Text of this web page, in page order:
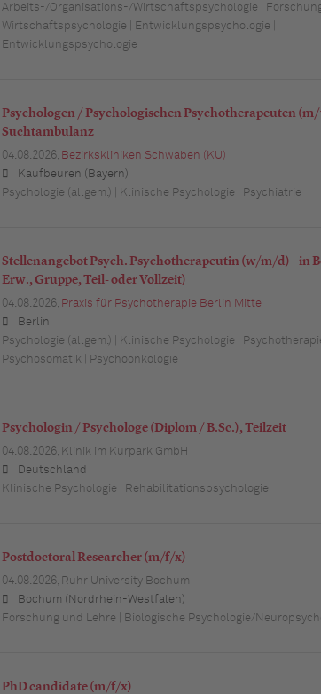
Arbeits-/Organisations-/Wirtschaftspsychologie | Forschung
Wirtschaftspsychologie | Entwicklungspsychologie |
Entwicklungspsychologie
Psychologen / Psychologischen Psychotherapeuten
Suchtambulanz
04.08.2026, Bezirkskliniken Schwaben (KU)
Kaufbeuren (Bayern)
Psychologie (allgem.) | Klinische Psychologie | Psychiatrie
Stellenangebot Psych. Psychotherapeutin (w/m/d) – in
Erw., Gruppe, Teil- oder Vollzeit)
04.08.2026, Praxis für Psychotherapie Berlin Mitte
Berlin
Psychologie (allgem.) | Klinische Psychologie | Psychotherapie
Psychosomatik | Psychoonkologie
Psychologin / Psychologe (Diplom / B.Sc.), Teilzeit
04.08.2026, Klinik im Kurpark GmbH
Deutschland
Klinische Psychologie | Rehabilitationspsychologie
Postdoctoral Researcher (m/f/x)
04.08.2026, Ruhr University Bochum
Bochum (Nordrhein-Westfalen)
Forschung und Lehre | Biologische Psychologie/
PhD candidate (m/f/x)